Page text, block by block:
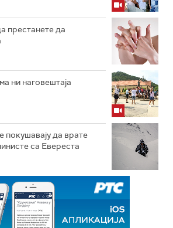
престанете да
ни наговештаја
покушавају да врате
са Евереста